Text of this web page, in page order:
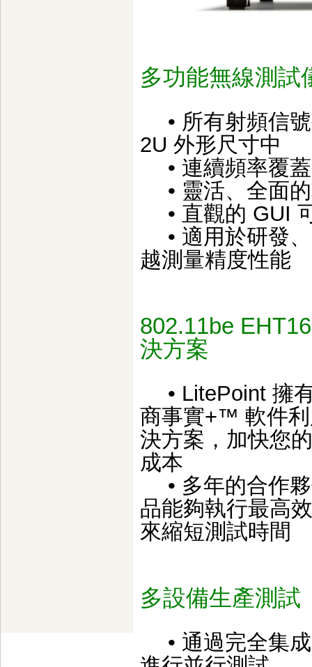
多功能無線測試
• 所有射頻信號
2U 外形尺寸中
• 連續頻率覆
• 靈活、全面的
• 直觀的 GUI
• 適用於研發、
越測量精度性能
802.11be
決方案
• LitePoint 擁
商事實+™ 軟件利
決方案，加快您
成本
• 多年的合作夥
品能夠執行最高
來縮短測試時間
多設備生產測試
• 通過完全集成